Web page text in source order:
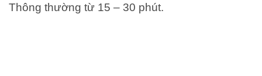
Thông thường từ 15 – 30 phút.